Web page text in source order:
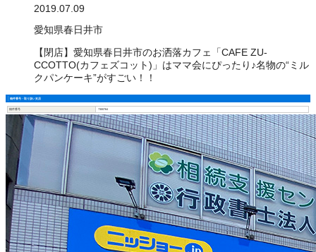
2019.07.09
愛知県春日井市
【閉店】愛知県春日井市のお洒落カフェ「CAFE ZU-
CCOTTO(カフェズコット)」はママ会にぴったり♪名物の“ミル
クパンケーキ”がすごい！！
物件番号・取り扱い支店
物件番号 7300764